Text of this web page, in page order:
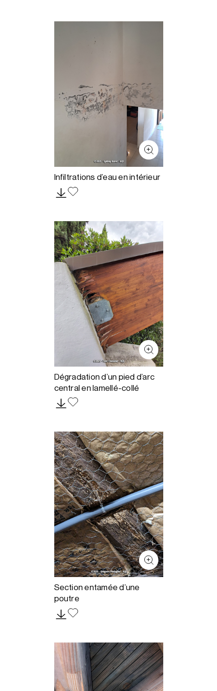
Infiltrations d’eau en intérieur
Dégradation d’un pied d’arc
central en lamellé-collé
Section entamée d’une
poutre